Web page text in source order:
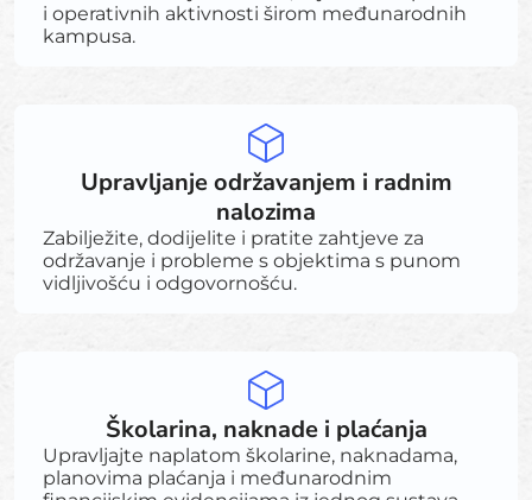
i operativnih aktivnosti širom međunarodnih
kampusa.
Upravljanje održavanjem i radnim
nalozima
Zabilježite, dodijelite i pratite zahtjeve za
održavanje i probleme s objektima s punom
vidljivošću i odgovornošću.
Školarina, naknade i plaćanja
Upravljajte naplatom školarine, naknadama,
planovima plaćanja i međunarodnim